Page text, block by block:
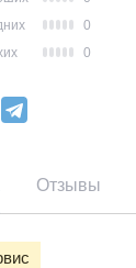
0
0
Отзывы